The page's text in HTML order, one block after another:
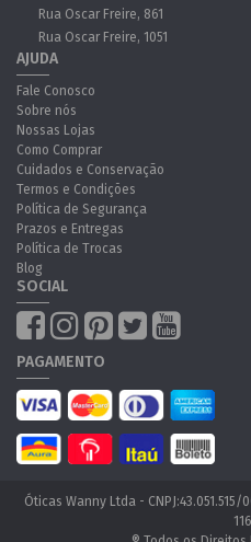
Rua Oscar Freire, 861
Rua Oscar Freire, 1051
AJUDA
Fale Conosco
Sobre nós
Nossas Lojas
Como Comprar
Cuidados e Conservação
Termos e Condições
Política de Segurança
Prazos e Entregas
Política de Trocas
Blog
SOCIAL
PAGAMENTO
Óticas Wanny Ltda -